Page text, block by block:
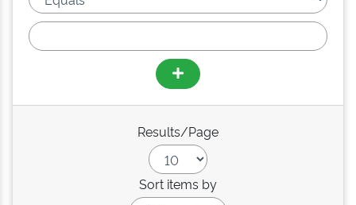
Results/Page
Sort items by